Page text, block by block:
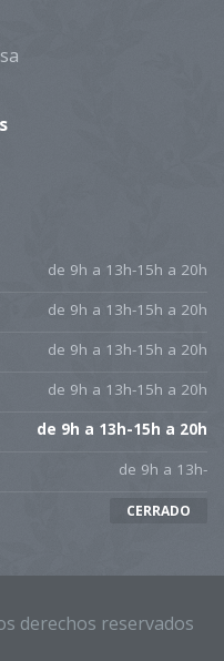
de 9h a 13h-15h a 20h
de 9h a 13h-15h a 20h
de 9h a 13h-15h a 20h
de 9h a 13h-15h a 20h
de 9h a 13h-15h a 20h
de 9h a 13h-
CERRADO
derechos reservados